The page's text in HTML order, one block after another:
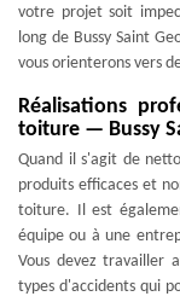
votre projet soit
long de Bussy Saint
vous orienterons vers
Réalisations
toiture — Bussy
Quand il s'agit de
produits efficaces et
toiture. Il est
équipe ou à une
Vous devez travailler
types d'accidents qui